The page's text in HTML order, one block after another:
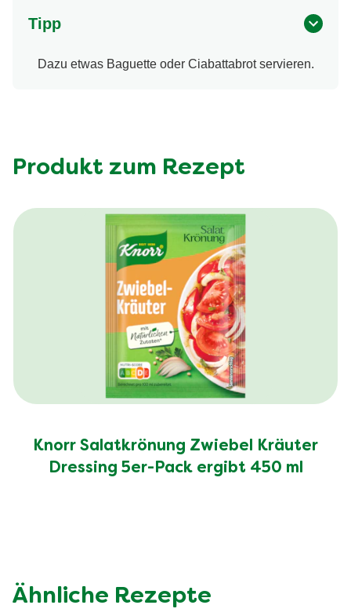
Tipp
Dazu etwas Baguette oder Ciabattabrot servieren.
Produkt zum Rezept
Knorr Salatkrönung Zwiebel Kräuter
Dressing 5er-Pack ergibt 450 ml
Ähnliche Rezepte